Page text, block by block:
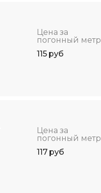
Цена за
погонный метр
115 руб
Цена за
погонный метр
117 руб